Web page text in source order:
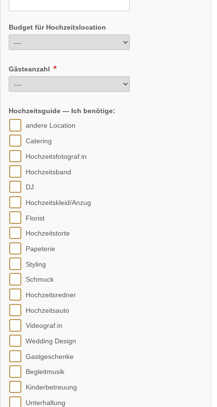
Budget für Hochzeitslocation
Gästeanzahl
Hochzeitsguide — Ich benötige:
andere Location
Catering
Hochzeitsfotograf:in
Hochzeitsband
DJ
Hochzeitskleid/Anzug
Florist
Hochzeitstorte
Papeterie
Styling
Schmuck
Hochzeitsredner
Hochzeitsauto
Videograf:in
Wedding Design
Gastgeschenke
Begleitmusik
Kinderbetreuung
Unterhaltung